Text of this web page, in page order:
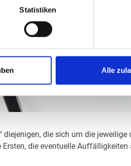
Statistiken
Alle
die sich um die
die eventuelle